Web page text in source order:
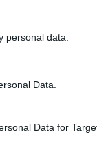
personal data.
Data.
Data for